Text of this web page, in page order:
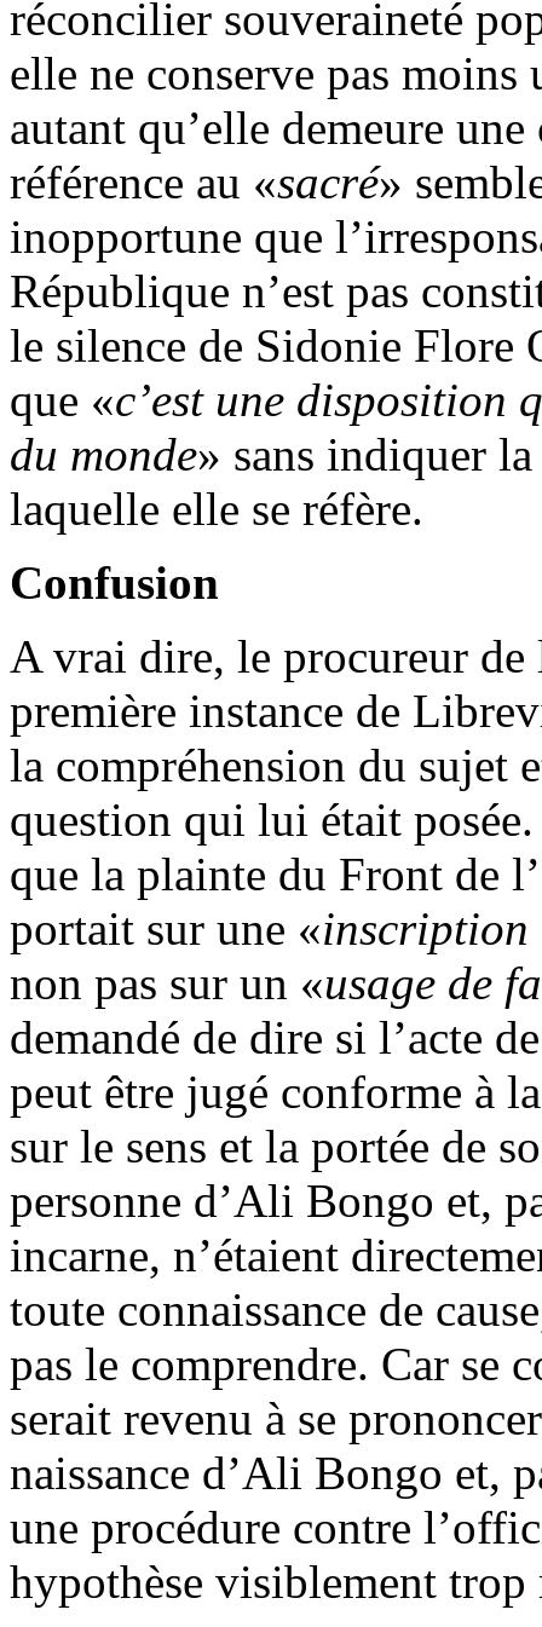
réconcilier souveraineté
elle ne conserve pas
autant qu’elle demeure
référence au «sacré»
inopportune que
République n’est pas
le silence de Sidonie Flore
que «c’est une disposition
du monde» sans indiquer
laquelle elle se réfère.
Confusion
A vrai dire, le procureur
première instance de
la compréhension du sujet
question qui lui était
que la plainte du Front de
portait sur une «inscription
non pas sur un «usage de
demandé de dire si l’acte
peut être jugé conforme à
sur le sens et la portée de
personne d’Ali Bongo et,
incarne, n’étaient
toute connaissance de
pas le comprendre. Car se
serait revenu à se
naissance d’Ali Bongo et,
une procédure contre
hypothèse visiblement